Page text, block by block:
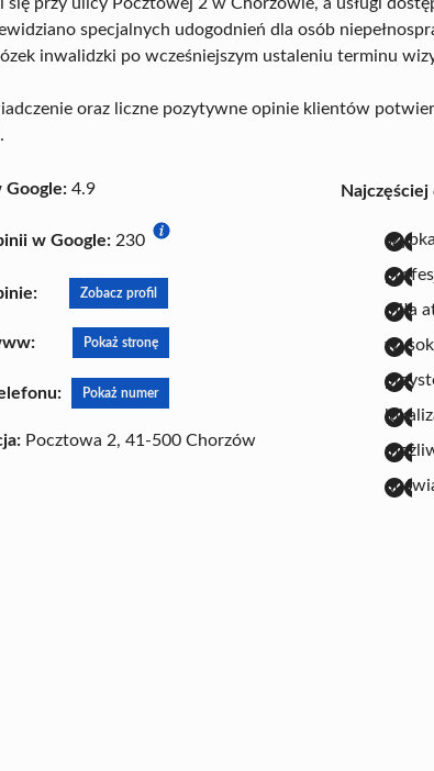
specjalnych udogodnień dla osób
inwalidzki po wcześniejszym ustaleniu terminu
oraz liczne pozytywne opinie klientów
Google: 4.9
w Google: 230
Zobacz profil
Pokaż stronę
Pokaż numer
Pocztowa 2, 41-500 Chorzów
miła